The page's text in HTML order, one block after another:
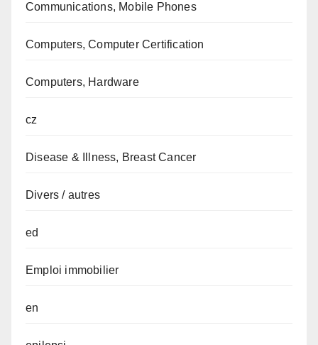
Communications, Mobile Phones
Computers, Computer Certification
Computers, Hardware
cz
Disease & Illness, Breast Cancer
Divers / autres
ed
Emploi immobilier
en